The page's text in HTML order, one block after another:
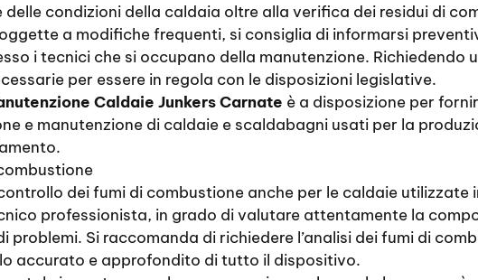
condizioni della caldaia oltre alla verifica dei residui di
a modifiche frequenti, si consiglia di informarsi
i tecnici che si occupano della manutenzione. Richiedendo
per essere in regola con le disposizioni legislative.
Caldaie Junkers Carnate è a disposizione per
e manutenzione di caldaie e scaldabagni usati per la
dei fumi di combustione anche per le caldaie
professionista, in grado di valutare attentamente la
problemi. Si raccomanda di richiedere l’analisi dei fumi di
accurato e approfondito di tutto il dispositivo.